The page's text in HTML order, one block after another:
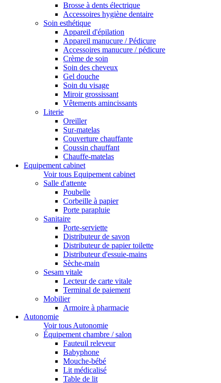
Brosse à dents électrique
Accessoires hygiène dentaire
Soin esthétique
Appareil d'épilation
Appareil manucure / Pédicure
Accessoires manucure / pédicure
Crème de soin
Soin des cheveux
Gel douche
Soin du visage
Miroir grossissant
Vêtements amincissants
Literie
Oreiller
Sur-matelas
Couverture chauffante
Coussin chauffant
Chauffe-matelas
Equipement cabinet
Voir tous Equipement cabinet
Salle d'attente
Poubelle
Corbeille à papier
Porte parapluie
Sanitaire
Porte-serviette
Distributeur de savon
Distributeur de papier toilette
Distributeur d'essuie-mains
Sèche-main
Sesam vitale
Lecteur de carte vitale
Terminal de paiement
Mobilier
Armoire à pharmacie
Autonomie
Voir tous Autonomie
Équipement chambre / salon
Fauteuil releveur
Babyphone
Mouche-bébé
Lit médicalisé
Table de lit